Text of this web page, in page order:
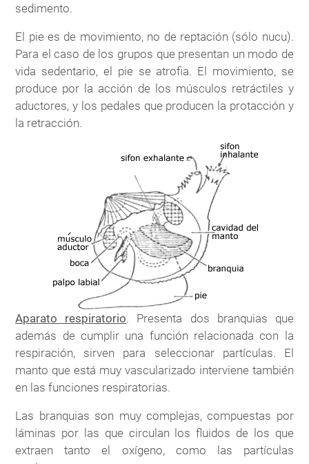
sedimento.
El pie es de movimiento, no de reptación (sólo nucu).
Para el caso de los grupos que presentan un modo de
vida sedentario, el pie se atrofia. El movimiento, se
produce por la acción de los músculos retráctiles y
aductores, y los pedales que producen la protacción y
la retracción.
Aparato respiratorio. Presenta dos branquias que
además de cumplir una función relacionada con la
respiración, sirven para seleccionar partículas. El
manto que está muy vascularizado interviene también
en las funciones respiratorias.
Las branquias son muy complejas, compuestas por
láminas por las que circulan los fluidos de los que
extraen tanto el oxígeno, como las partículas